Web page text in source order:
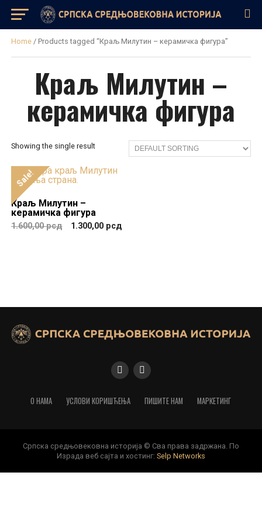
Home/ Products tagged “Краљ Милутин – керамичка фигура”
Краљ Милутин –
керамичка фигура
Showing the single result
Sale!
Краљ Милутин –
керамичка фигура
1.600,00рсд 1.300,00 рсд
О НАМА УСЛОВИ КОРИШЋЕЊА ПИШИТЕ НАМ МАРКЕТИНГ
Српска средњовековна историја © Сва права задржана. По
Израда веб сајта и хостинг: Selp Networks